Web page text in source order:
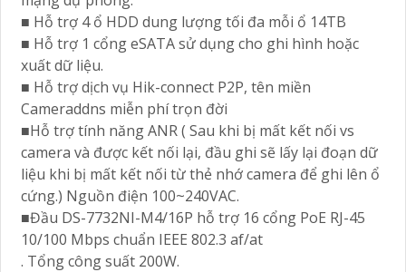
■ Hỗ trợ 4 ổ HDD dung lượng tối đa mỗi ổ 14TB
■ Hỗ trợ 1 cổng eSATA sử dụng cho ghi hình hoặc
xuất dữ liệu.
■ Hỗ trợ dịch vụ Hik-connect P2P, tên miền
Cameraddns miễn phí trọn đời
■Hỗ trợ tính năng ANR ( Sau khi bị mất kết nối vs
camera và được kết nối lại, đầu ghi sẽ lấy lại đoạn dữ
liệu khi bị mất kết nối từ thẻ nhớ camera để ghi lên ổ
cứng.) Nguồn điện 100~240VAC.
■Đầu DS-7732NI-M4/16P hỗ trợ 16 cổng PoE RJ-45
10/100 Mbps chuẩn IEEE 802.3 af/at
. Tổng công suất 200W.